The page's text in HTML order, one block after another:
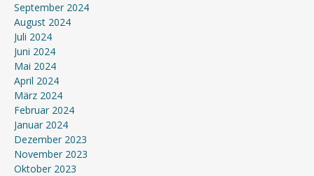
September 2024
August 2024
Juli 2024
Juni 2024
Mai 2024
April 2024
März 2024
Februar 2024
Januar 2024
Dezember 2023
November 2023
Oktober 2023